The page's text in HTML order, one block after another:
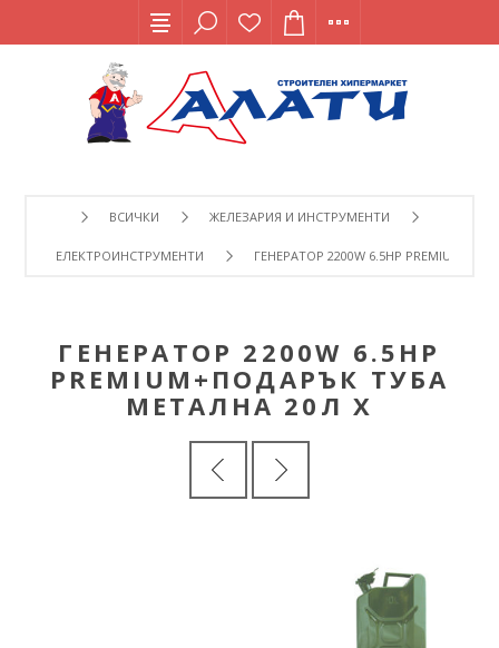
ВСИЧКИ ЖЕЛЕЗАРИЯ И ИНСТРУМЕНТИ
ЕЛЕКТРОИНСТРУМЕНТИ ГЕНЕРАТОР 2200W 6.5HP
ГЕНЕРАТОР 2200W 6.5HP
PREMIUM+ПОДАРЪК ТУБА
МЕТАЛНА 20Л Х